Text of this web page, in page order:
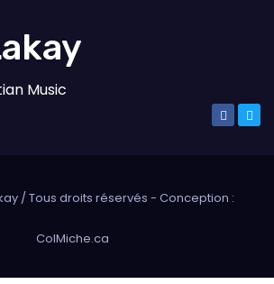
Music
/ Tous droits réservés - Conception :
ColMiche.ca